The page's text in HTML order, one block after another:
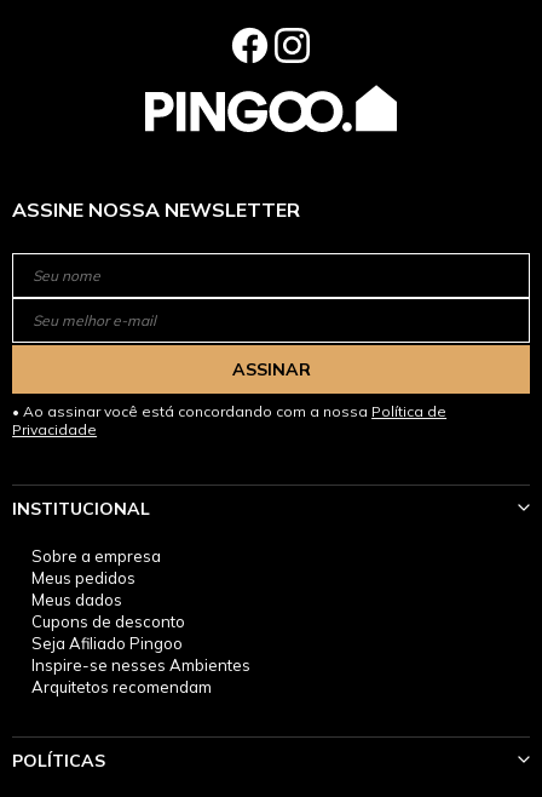
ASSINE NOSSA NEWSLETTER
ASSINAR
Ao assinar você está concordando com a nossa Política de
Privacidade
INSTITUCIONAL
Sobre a empresa
Meus pedidos
Meus dados
Cupons de desconto
Seja Afiliado Pingoo
Inspire-se nesses Ambientes
Arquitetos recomendam
POLÍTICAS